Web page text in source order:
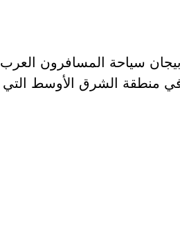
سياحة المسافرون العرب
في منطقة الشرق الأوسط التي